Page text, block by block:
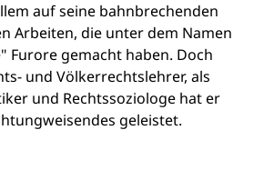
auf seine bahnbrechenden
Arbeiten, die unter dem Namen
Furore gemacht haben. Doch
und Völkerrechtslehrer, als
und Rechtssoziologe hat er
geleistet.